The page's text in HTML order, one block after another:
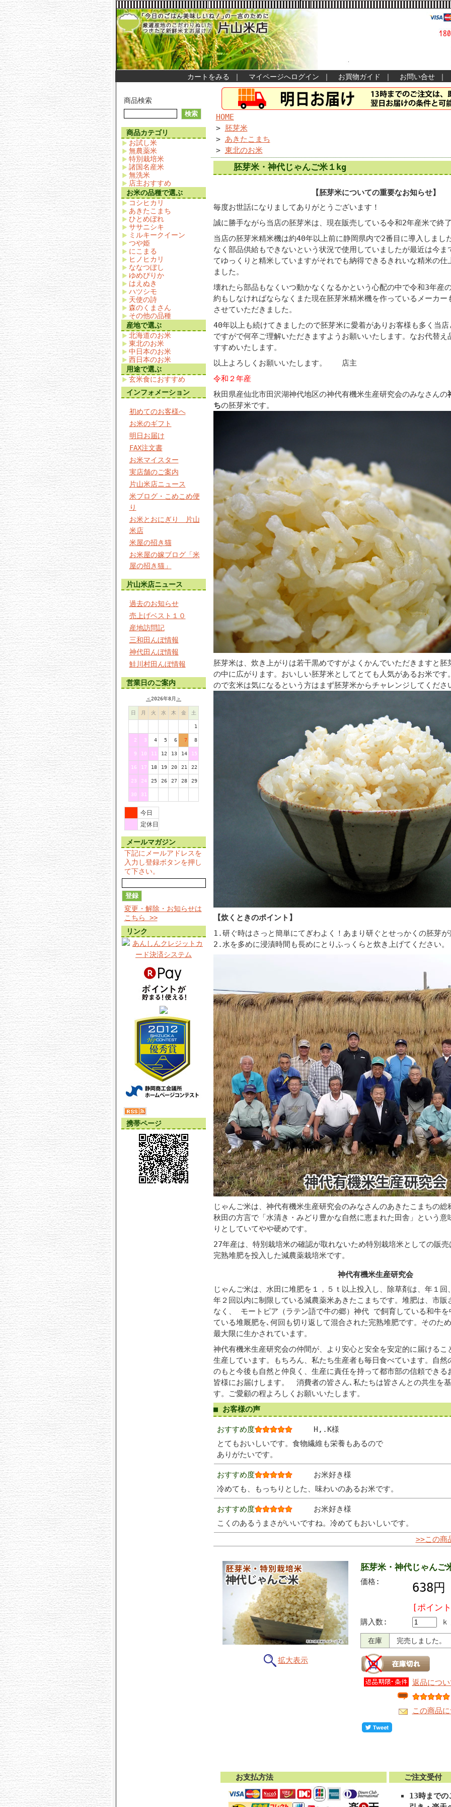
カートをみる ｜ マイページへログイン ｜ お買物ガイド ｜ お問い合せ｜
商品検索
商品カテゴリ
お試し米
無農薬米
特別栽培米
諸国名産米
無洗米
店主おすすめ
お米の品種で選ぶ
コシヒカリ
あきたこまち
ひとめぼれ
ササニシキ
ミルキークイーン
つや姫
にこまる
ヒノヒカリ
ななつぼし
ゆめぴりか
はえぬき
ハツシモ
天使の詩
森のくまさん
その他の品種
産地で選ぶ
北海道のお米
東北のお米
中日本のお米
西日本のお米
用途で選ぶ
玄米食におすすめ
インフォメーション
初めてのお客様へ
お米のギフト
明日お届け
FAX注文書
お米マイスター
実店舗のご案内
片山米店ニュース
米ブログ・こめこめ便
り
お米とおにぎり 片山
米店
米屋の招き猫
お米屋の嫁ブログ「米
屋の招き猫」
片山米店ニュース
過去のお知らせ
売上げベスト１０
産地訪問記
三和田んぼ情報
神代田んぼ情報
鮭川村田んぼ情報
営業日のご案内
＜2026年8月 ＞
日 月 火 水 木 金 土
1
2 3 4 5 6 7 8
9 10 11 12 13 14 15
16 17 18 19 20 21 22
23 24 25 26 27 28 29
30 31
今日
定休日
メールマガジン
下記にメールアドレスを
入力し登録ボタンを押し
て下さい。
変更・解除・お知らせは
こちら >>
リンク
携帯ページ
HOME
> 胚芽米
> あきたこまち
> 東北のお米
胚芽米・神代じゃんご米１kg
【胚芽米についての重要なお知らせ】
毎度お世話になりましてありがとうございます！
誠に勝手ながら当店の胚芽米は、現在販売している令和2年産米で終
当店の胚芽米精米機は約40年以上前に静岡県内で2番目に導入しまし
なく部品供給もできないという状況で使用していましたが最近は今
てゆっくりと精米していますがそれでも納得できるきれいな精米の仕
ました。
壊れたら部品もなくいつ動かなくなるかという心配の中で令和3年産
約もしなければならなくまた現在胚芽米精米機を作っているメーカー
させていただきました。
40年以上も続けてきましたので胚芽米に愛着がありお客様も多く当
ですがで何卒ご理解いただきますようお願いいたします。なお代替
すすめいたします。
以上よろしくお願いいたします。 店主
令和２年産
秋田県産仙北市田沢湖神代地区の神代有機米生産研究会のみなさんの
ちの胚芽米です。
胚芽米は、炊き上がりは若干黒めですがよくかんでいただきますと
の中に広がります。おいしい胚芽米としてとても人気があるお米です
ので玄米は気になるという方はまず胚芽米からチャレンジしてくださ
【炊くときのポイント】
1.研ぐ時はさっと簡単にてぎわよく！あまり研ぐとせっかくの胚芽
2.水を多めに浸漬時間も長めにとりふっくらと炊き上げてください。
じゃんご米は、神代有機米生産研究会のみなさんのあきたこまちの
秋田の方言で「水清き・みどり豊かな自然に恵まれた田舎」という意
りとしていてやや硬めです。
27年産は、特別栽培米の確認が取れないため特別栽培米としての販
完熟堆肥を投入した減農薬栽培米です。
神代有機米生産研究会
じゃんご米は、水田に堆肥を１，５ｔ以上投入し、除草剤は、年１
年２回以内に制限している減農薬米あきたこまちです。堆肥は、市販
なく、 モートピア（ラテン語で牛の郷）神代 で飼育している和牛
ている堆厩肥を､何回も切り返して混合された完熟堆肥です。そのた
最大限に生かされています。
神代有機米生産研究会の仲間が、より安心と安全を安定的に届けるこ
生産しています。もちろん、私たち生産者も毎日食べています。自然
のもと今後も自然と仲良く、生産に責任を持って都市部の信頼できる
皆様にお届けします。 消費者の皆さん､私たちは皆さんとの共生を
す。ご愛顧の程よろしくお願いいたします。
■ お客様の声
おすすめ度
H,.K様
とてもおいしいです。食物繊維も栄養もあるので
ありがたいです。
おすすめ度
お米好き様
冷めても、もっちりとした、味わいのあるお米です。
おすすめ度
お米好き様
こくのあるうまさがいいですね。冷めてもおいしいです。
>>この商
拡大表示
胚芽米・神代じゃんご
価格: 638
[ポイン
購入数: ｋ
在庫 完売しました。
返品につ
この商品
お支払方法 ご注文受付
13時までの